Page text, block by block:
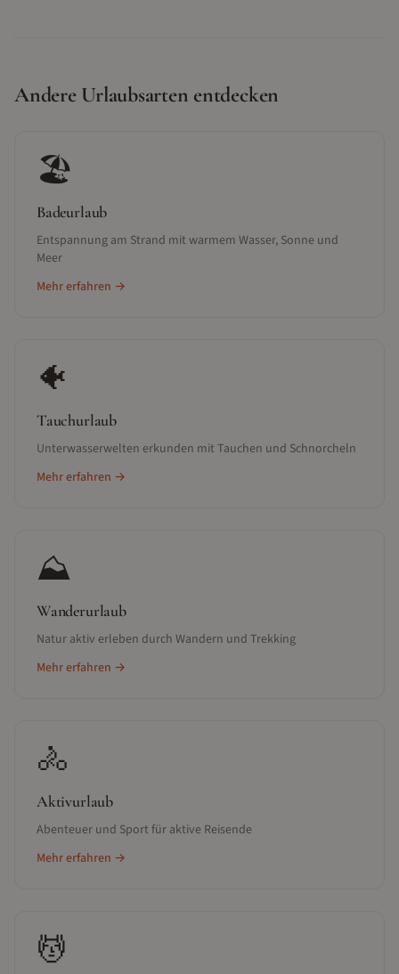
Andere Urlaubsarten entdecken
🏖️
Badeurlaub
Entspannung am Strand mit warmem Wasser, Sonne und
Meer
Mehr erfahren →
🐠
Tauchurlaub
Unterwasserwelten erkunden mit Tauchen und Schnorcheln
Mehr erfahren →
⛰️
Wanderurlaub
Natur aktiv erleben durch Wandern und Trekking
Mehr erfahren →
🚴
Aktivurlaub
Abenteuer und Sport für aktive Reisende
Mehr erfahren →
💆